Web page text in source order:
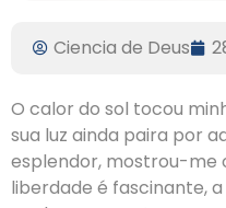
Ciencia de Deus
O calor do sol tocou
sua luz ainda paira por
esplendor, mostrou-me
liberdade é fascinante,